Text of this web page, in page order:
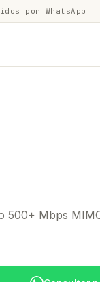
por WhatsApp
500+ Mbps